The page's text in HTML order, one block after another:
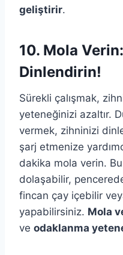
geliştirir.
10. Mola
Dinlendirin!
Sürekli çalışmak,
yeteneğinizi azaltır.
vermek, zihninizi
şarj etmenize
dakika mola verin.
dolaşabilir,
fincan çay içebilir
yapabilirsiniz. Mola
ve odaklanma